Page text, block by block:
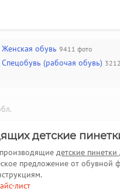
Женская обувь 9411 фото
Спецобувь (рабочая обувь)
детские
производящие детские
предложение от
лист